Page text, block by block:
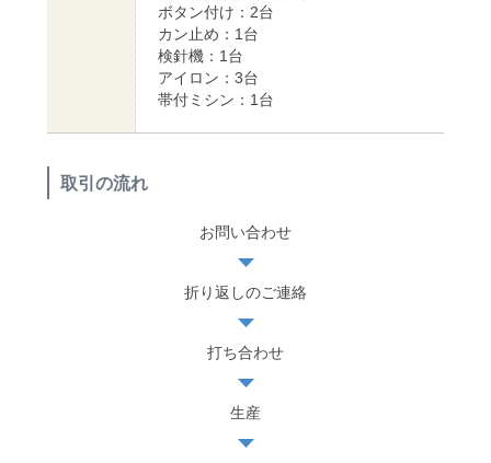
ボタン付け：2台
カン止め：1台
検針機：1台
アイロン：3台
帯付ミシン：1台
取引の流れ
お問い合わせ
折り返しのご連絡
打ち合わせ
生産